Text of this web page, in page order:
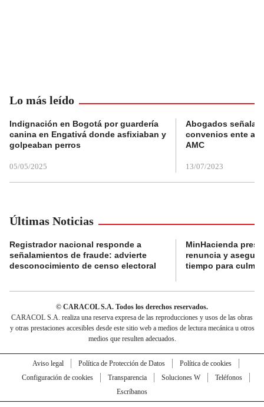
Lo más leído
Indignación en Bogotá por guardería
canina en Engativá donde asfixiaban y
golpeaban perros
05/05/2025
Abogados
convenios ente
AMC
13/07/2023
Últimas Noticias
Registrador nacional responde a
señalamientos de fraude: advierte
desconocimiento de censo electoral
MinHacienda
renuncia y
tiempo para
© CARACOL S.A. Todos los derechos reservados.
CARACOL S.A. realiza una reserva expresa de las reproducciones y usos de las obras
y otras prestaciones accesibles desde este sitio web a medios de lectura mecánica u otros
medios que resulten adecuados.
Aviso legal Política de Protección de Datos
Política de cookies
Configuración de cookies
Transparencia Soluciones W
Teléfonos
Escríbanos